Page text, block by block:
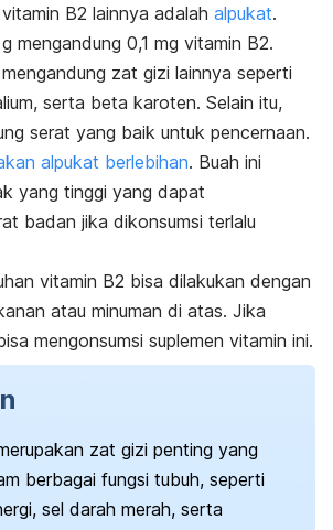
B2 lainnya adalah alpukat.
mengandung 0,1 mg vitamin B2.
zat gizi lainnya seperti
serta beta karoten. Selain itu,
serat yang baik untuk pencernaan.
alpukat berlebihan. Buah ini
yang tinggi yang dapat
badan jika dikonsumsi terlalu
vitamin B2 bisa dilakukan dengan
atau minuman di atas. Jika
mengonsumsi suplemen vitamin ini.
zat gizi penting yang
berbagai fungsi tubuh, seperti
sel darah merah, serta